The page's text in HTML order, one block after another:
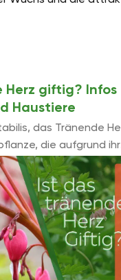
Herz giftig? Infos
Haustiere
das Tränende
die aufgrund
auffällt. Diese sind
und es scheint, als